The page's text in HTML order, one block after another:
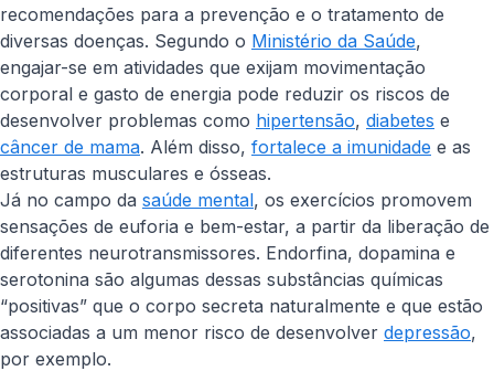
recomendações para a prevenção e o tratamento de
diversas doenças. Segundo o Ministério da Saúde,
engajar-se em atividades que exijam movimentação
corporal e gasto de energia pode reduzir os riscos de
desenvolver problemas como hipertensão, diabetes e
câncer de mama. Além disso, fortalece a imunidade e as
estruturas musculares e ósseas.
Já no campo da saúde mental, os exercícios promovem
sensações de euforia e bem-estar, a partir da liberação de
diferentes neurotransmissores. Endorfina, dopamina e
serotonina são algumas dessas substâncias químicas
“positivas” que o corpo secreta naturalmente e que estão
associadas a um menor risco de desenvolver depressão,
por exemplo.